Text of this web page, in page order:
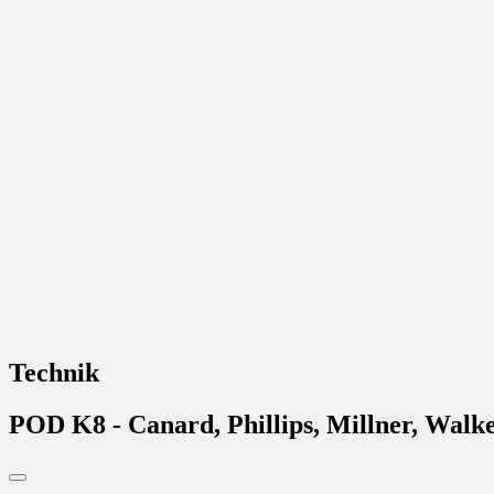
Technik
POD K8 - Canard, Phillips, Millner,